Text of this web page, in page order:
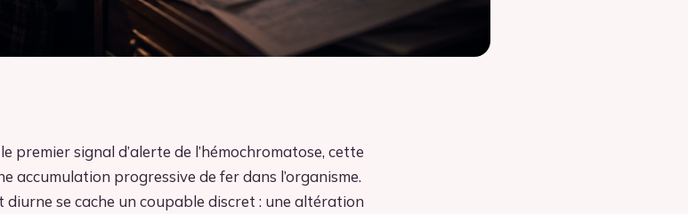
premier signal d’alerte de l’hémochromatose, cette
accumulation progressive de fer dans l’organisme.
se cache un coupable discret : une altération